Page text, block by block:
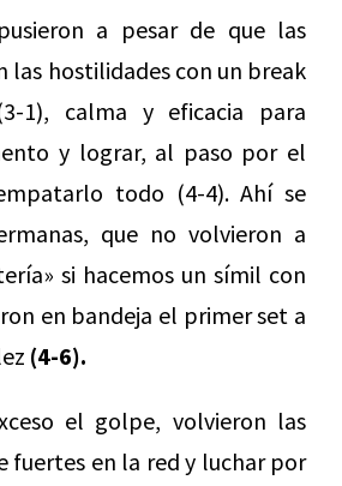
a pesar de que las
las hostilidades con un break
1), calma y eficacia para
y lograr, al paso por el
todo (4-4). Ahí se
que no volvieron a
si hacemos un símil con
en bandeja el primer set a
(4-6).
el golpe, volvieron las
fuertes en la red y luchar por